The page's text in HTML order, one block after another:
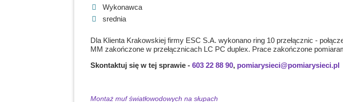
Wykonawca
srednia
Dla Klienta Krakowskiej firmy ESC S.A. wykonano ring 10 przełącznic -
MM zakończone w przełącznicach LC PC duplex. Prace zakończone
Skontaktuj się w tej sprawie - 603 22 88 90, pomiarysieci@pomiarysieci.pl
Montaż muf światłowodowych na słupach